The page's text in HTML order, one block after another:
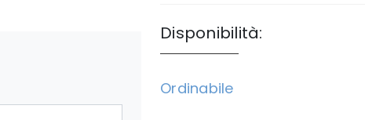
Disponibilità:
Ordinabile